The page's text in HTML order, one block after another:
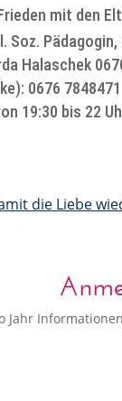
mit den
Soz.
Halaschek
0676
19:30 bis 22
die Liebe
Jahr